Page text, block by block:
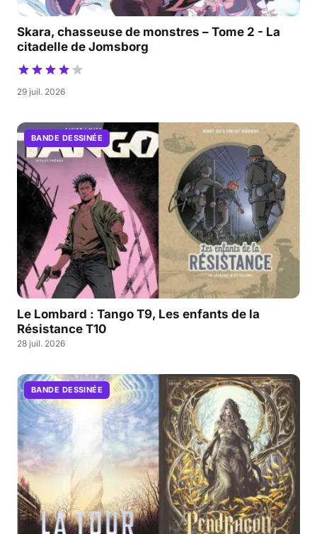
Skara, chasseuse de monstres – Tome 2 - La
citadelle de Jomsborg
29 juil. 2026
BANDE DESSINÉE
Le Lombard : Tango T9, Les enfants de la
Résistance T10
28 juil. 2026
BANDE DESSINÉE